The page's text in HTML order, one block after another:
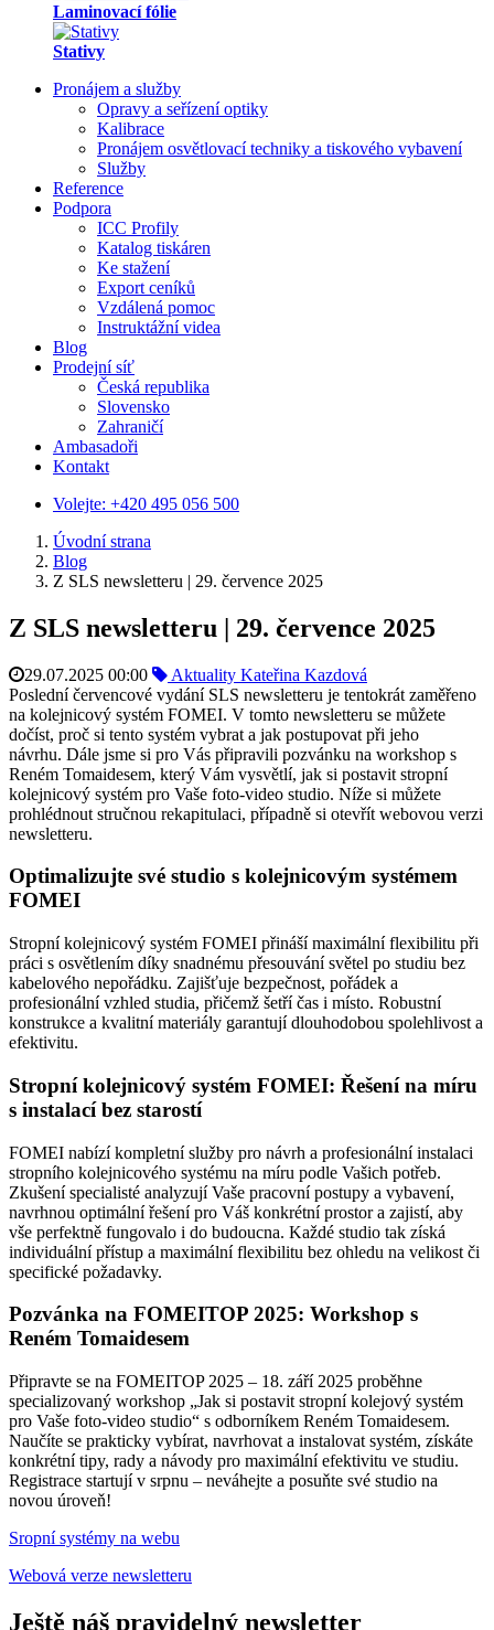
Laminovací fólie
Stativy
Pronájem a služby
Opravy a seřízení optiky
Kalibrace
Pronájem osvětlovací techniky a tiskového vybavení
Služby
Reference
Podpora
ICC Profily
Katalog tiskáren
Ke stažení
Export ceníků
Vzdálená pomoc
Instruktážní videa
Blog
Prodejní síť
Česká republika
Slovensko
Zahraničí
Ambasadoři
Kontakt
Volejte: +420 495 056 500
Úvodní strana
Blog
Z SLS newsletteru | 29. července 2025
Z SLS newsletteru | 29. července 2025
29.07.2025 00:00 Aktuality Kateřina Kazdová
Poslední červencové vydání SLS newsletteru je tentokrát zaměřeno
na kolejnicový systém FOMEI. V tomto newsletteru se můžete
dočíst, proč si tento systém vybrat a jak postupovat při jeho
návrhu. Dále jsme si pro Vás připravili pozvánku na workshop s
Reném Tomaidesem, který Vám vysvětlí, jak si postavit stropní
kolejnicový systém pro Vaše foto-video studio. Níže si můžete
prohlédnout stručnou rekapitulaci, případně si otevřít webovou verzi
newsletteru.
Optimalizujte své studio s kolejnicovým systémem
FOMEI
Stropní kolejnicový systém FOMEI přináší maximální flexibilitu při
práci s osvětlením díky snadnému přesouvání světel po studiu bez
kabelového nepořádku. Zajišťuje bezpečnost, pořádek a
profesionální vzhled studia, přičemž šetří čas i místo. Robustní
konstrukce a kvalitní materiály garantují dlouhodobou spolehlivost a
efektivitu.
Stropní kolejnicový systém FOMEI: Řešení na míru
s instalací bez starostí
FOMEI nabízí kompletní služby pro návrh a profesionální instalaci
stropního kolejnicového systému na míru podle Vašich potřeb.
Zkušení specialisté analyzují Vaše pracovní postupy a vybavení,
navrhnou optimální řešení pro Váš konkrétní prostor a zajistí, aby
vše perfektně fungovalo i do budoucna. Každé studio tak získá
individuální přístup a maximální flexibilitu bez ohledu na velikost či
specifické požadavky.
Pozvánka na FOMEITOP 2025: Workshop s
Reném Tomaidesem
Připravte se na FOMEITOP 2025 – 18. září 2025 proběhne
specializovaný workshop „Jak si postavit stropní kolejový systém
pro Vaše foto-video studio“ s odborníkem Reném Tomaidesem.
Naučíte se prakticky vybírat, navrhovat a instalovat systém, získáte
konkrétní tipy, rady a návody pro maximální efektivitu ve studiu.
Registrace startují v srpnu – neváhejte a posuňte své studio na
novou úroveň!
Sropní systémy na webu
Webová verze newsletteru
Ještě náš pravidelný newsletter